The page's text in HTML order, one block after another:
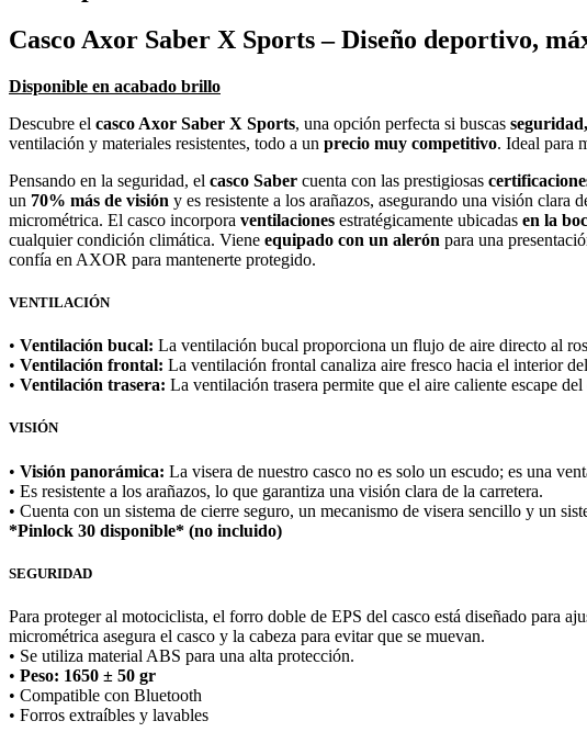
Casco Axor Saber X Sports – Diseño deportivo,
Disponible en acabado brillo
Descubre el casco Axor Saber X Sports, una opción perfecta si buscas
ventilación y materiales resistentes, todo a un precio muy competitivo. Ideal para
Pensando en la seguridad, el casco Saber cuenta con las prestigiosas
un 70% más de visión y es resistente a los arañazos, asegurando una visión clara
micrométrica. El casco incorpora ventilaciones estratégicamente ubicadas en la
cualquier condición climática. Viene equipado con un alerón para una
confía en AXOR para mantenerte protegido.
VENTILACIÓN
• Ventilación bucal: La ventilación bucal proporciona un flujo de aire directo al
• Ventilación frontal: La ventilación frontal canaliza aire fresco hacia el interior
• Ventilación trasera: La ventilación trasera permite que el aire caliente escape
VISIÓN
• Visión panorámica: La visera de nuestro casco no es solo un escudo; es una
• Es resistente a los arañazos, lo que garantiza una visión clara de la carretera.
• Cuenta con un sistema de cierre seguro, un mecanismo de visera sencillo y un
*Pinlock 30 disponible* (no incluido)
SEGURIDAD
Para proteger al motociclista, el forro doble de EPS del casco está diseñado para
micrométrica asegura el casco y la cabeza para evitar que se muevan.
• Se utiliza material ABS para una alta protección.
• Peso: 1650 ± 50 gr
• Compatible con Bluetooth
• Forros extraíbles y lavables